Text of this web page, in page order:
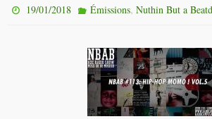
19/01/2018 Émissions, Nuthin But a